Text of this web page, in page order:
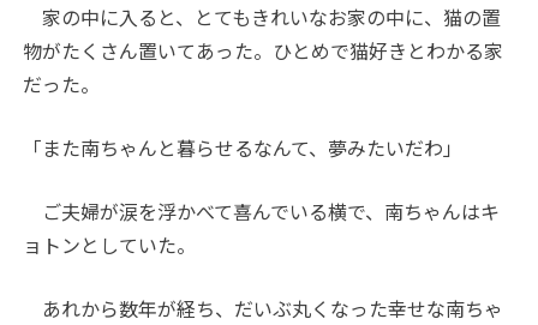
家の中に入ると、とてもきれいなお家の中に、猫の置
物がたくさん置いてあった。ひとめで猫好きとわかる家
だった。
「また南ちゃんと暮らせるなんて、夢みたいだわ」
ご夫婦が涙を浮かべて喜んでいる横で、南ちゃんはキ
ョトンとしていた。
あれから数年が経ち、だいぶ丸くなった幸せな南ちゃ